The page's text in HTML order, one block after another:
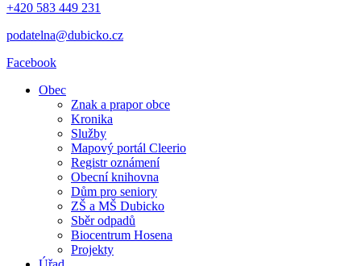
+420 583 449 231
podatelna@dubicko.cz
Facebook
Obec
Znak a prapor obce
Kronika
Služby
Mapový portál Cleerio
Registr oznámení
Obecní knihovna
Dům pro seniory
ZŠ a MŠ Dubicko
Sběr odpadů
Biocentrum Hosena
Projekty